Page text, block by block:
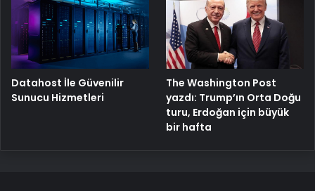
Datahost İle Güvenilir
Sunucu Hizmetleri
The Washington Post
yazdı: Trump’ın Orta Doğu
turu, Erdoğan için büyük
bir hafta